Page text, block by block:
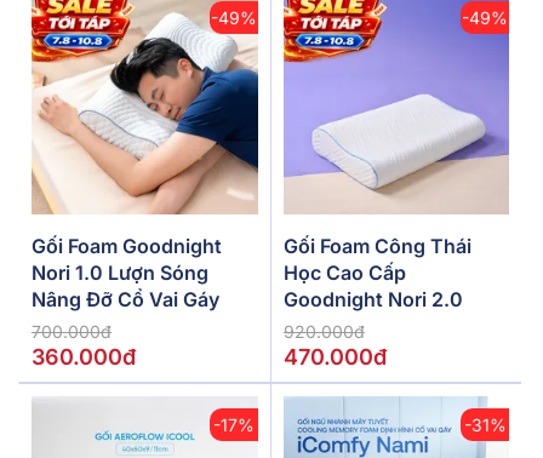
-49%
Gối Foam Goodnight
Nori 1.0 Lượn Sóng
Nâng Đỡ Cổ Vai Gáy
700.000đ
360.000đ
-49%
Gối Foam Công Thái
Học Cao Cấp
Goodnight Nori 2.0
920.000đ
470.000đ
-17% -31%